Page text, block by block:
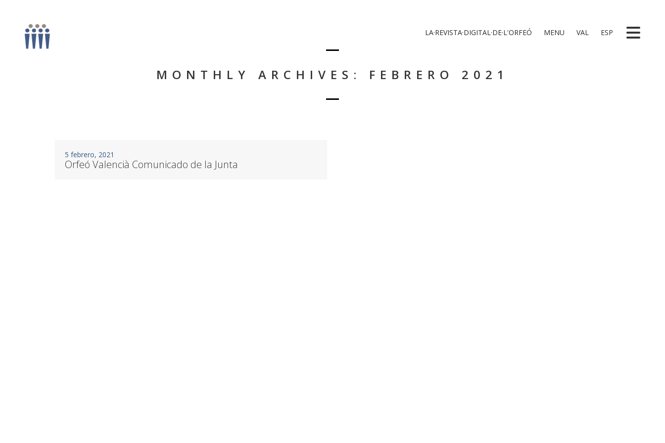
LA·REVISTA·DIGITAL·DE·L'ORFEÓ MENU VAL ESP
MONTHLY ARCHIVES: FEBRERO 2021
5 febrero, 2021
Orfeó Valencià Comunicado de la Junta